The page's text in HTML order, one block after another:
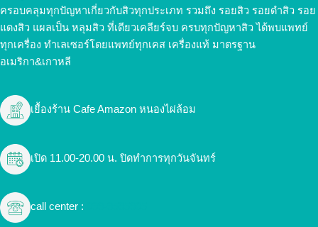
ครอบคลุมทุกปัญหาเกี่ยวกับสิวทุกประเภท รวมถึง รอยสิว รอยดำสิว รอย
แดงสิว แผลเป็น หลุมสิว ที่เดียวเคลียร์จบ ครบทุกปัญหาสิว ได้พบแพทย์
ทุกเครื่อง ทำเลเซอร์โดยแพทย์ทุกเคส เครื่องแท้ มาตรฐาน
อเมริกา&เกาหลี
เยื้องร้าน Cafe Amazon หนองไผ่ล้อม
เปิด 11.00-20.00 น. ปิดทำการทุกวันจันทร์
call center :